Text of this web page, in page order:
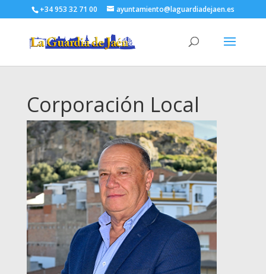
+34 953 32 71 00 ayuntamiento@laguardiadejaen.es
Corporación Local